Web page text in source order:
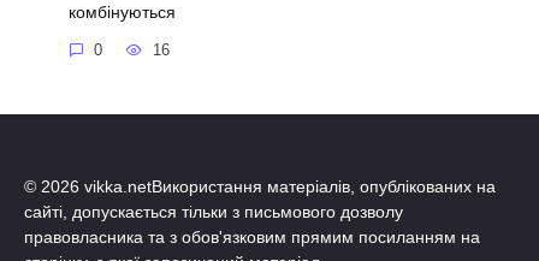
комбінуються
0 16
© 2026 vikka.netВикористання матеріалів, опублікованих на
сайті, допускається тільки з письмового дозволу
правовласника та з обов'язковим прямим посиланням на